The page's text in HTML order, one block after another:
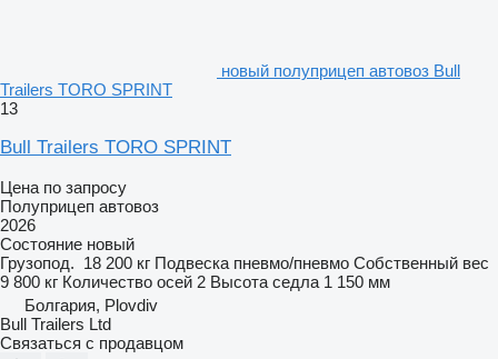
новый полуприцеп автовоз Bull
Trailers TORO SPRINT
13
Bull Trailers TORO SPRINT
Цена по запросу
Полуприцеп автовоз
2026
Состояние новый
Грузопод. 18 200 кг Подвеска пневмо/пневмо Собственный вес
9 800 кг Количество осей 2 Высота седла 1 150 мм
Болгария, Plovdiv
Bull Trailers Ltd
Связаться с продавцом